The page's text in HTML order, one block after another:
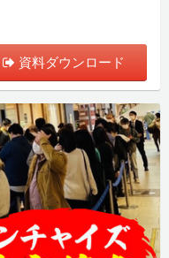
資料ダウンロード